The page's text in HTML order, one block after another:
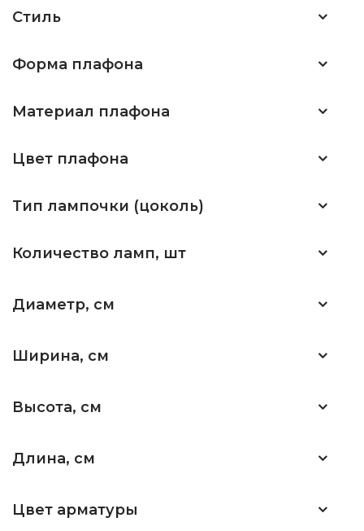
Стиль
Форма плафона
Материал плафона
Цвет плафона
Тип лампочки (цоколь)
Количество ламп, шт
Диаметр, см
Ширина, см
Высота, см
Длина, см
Цвет арматуры